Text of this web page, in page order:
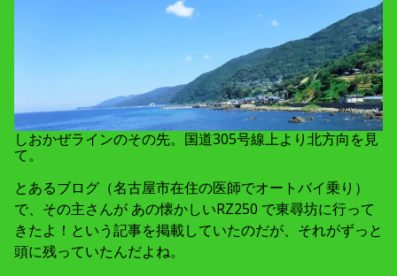
しおかぜラインのその先。国道305号線上より北方向を見
て。
とあるブログ（名古屋市在住の医師でオートバイ乗り）
で、その主さんが あの懐かしいRZ250 で東尋坊に行って
きたよ！という記事を掲載していたのだが、それがずっと
頭に残っていたんだよね。